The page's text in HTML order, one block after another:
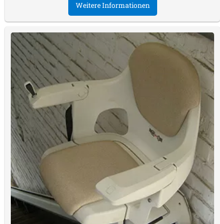
Weitere Informationen